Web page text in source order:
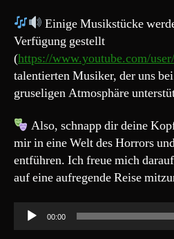
Einige Musikstücke
Verfügung gestellt
(https://www.youtube.com/
talentierten Musiker, der uns
gruseligen Atmosphäre
Also, schnapp dir deine
mir in eine Welt des Horrors
entführen. Ich freue mich
auf eine aufregende Reise
u
00:00